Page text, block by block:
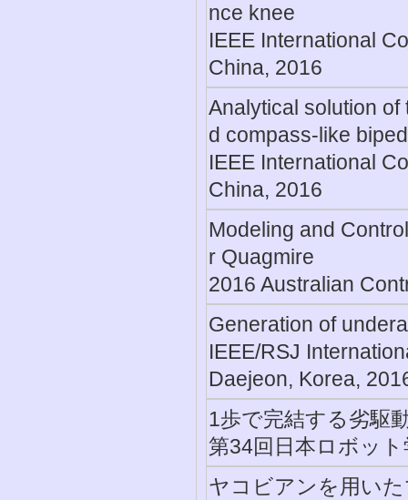
nce knee
IEEE International
China, 2016
Analytical solution
d compass-like
IEEE International
China, 2016
Modeling and
r Quagmire
2016 Australian
Generation of
IEEE/RSJ
Daejeon, Korea,
1歩で完結する劣駆
第34回日本ロボッ
ヤコビアンを用い